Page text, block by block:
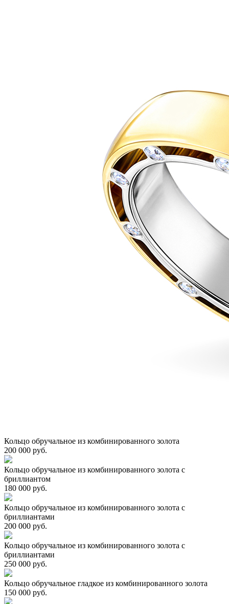
Кольцо обручальное из комбинированного золота
200 000 руб.
Кольцо обручальное из комбинированного золота с
бриллиантом
180 000 руб.
Кольцо обручальное из комбинированного золота с
бриллиантами
200 000 руб.
Кольцо обручальное из комбинированного золота с
бриллиантами
250 000 руб.
Кольцо обручальное гладкое из комбинированного золота
150 000 руб.